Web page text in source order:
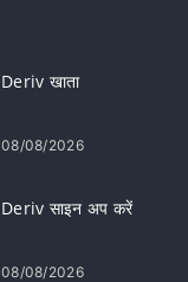
Deriv खाता
08/08/2026
Deriv साइन अप करें
08/08/2026